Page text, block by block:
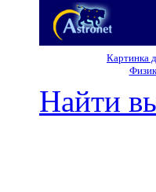
Картинка
Найти